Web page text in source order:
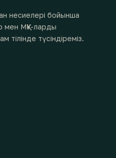
несиелері бойынша
мен МҚҰ-ларды
түсіндіреміз.